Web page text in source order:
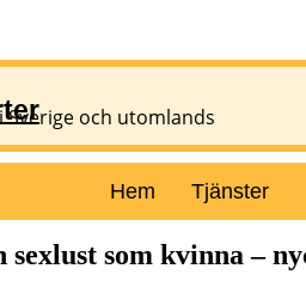
och utomlands
Hem Tjänster
sexlust som kvinna –